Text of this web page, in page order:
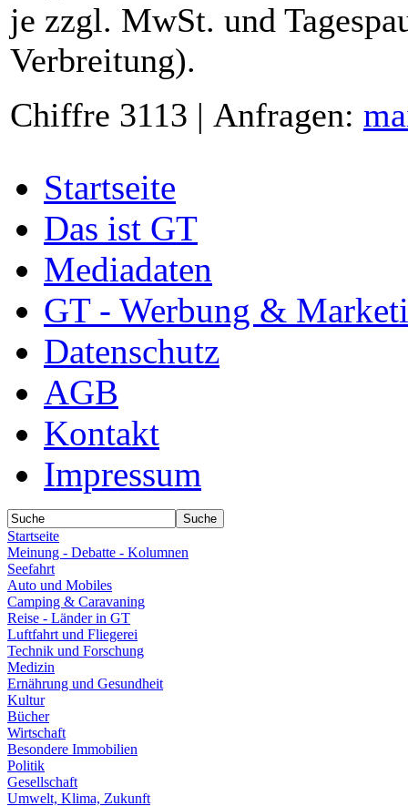
je zzgl. MwSt. und
Verbreitung).
Chiffre 3113 | Anfragen:
Startseite
Das ist GT
Mediadaten
GT - Werbung &
Datenschutz
AGB
Kontakt
Impressum
Startseite
Meinung - Debatte - Kolumnen
Seefahrt
Auto und Mobiles
Camping & Caravaning
Reise - Länder in GT
Luftfahrt und Fliegerei
Technik und Forschung
Medizin
Ernährung und Gesundheit
Kultur
Bücher
Wirtschaft
Besondere Immobilien
Politik
Gesellschaft
Umwelt, Klima, Zukunft